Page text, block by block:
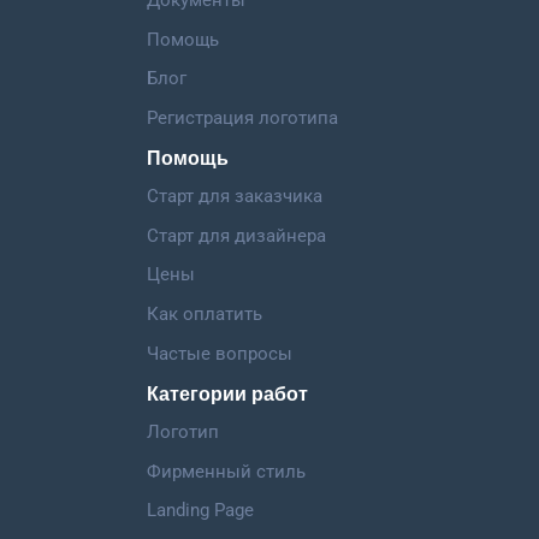
Помощь
Блог
Регистрация логотипа
Помощь
Старт для заказчика
Старт для дизайнера
Цены
Как оплатить
Частые вопросы
Категории работ
Логотип
Фирменный стиль
Landing Page